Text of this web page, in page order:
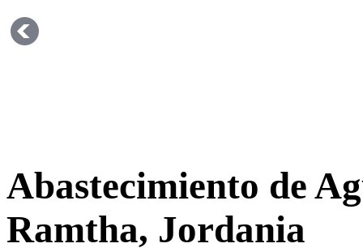
Abastecimiento de
Ramtha, Jordania